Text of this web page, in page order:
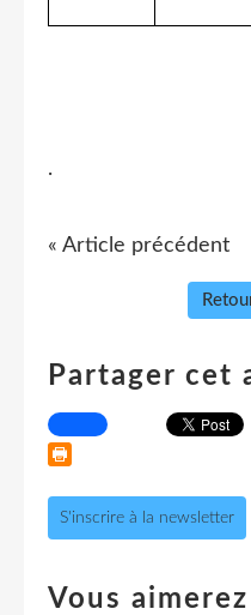
.
« Article précédent
Partager cet
S'inscrire à la newsletter
Vous